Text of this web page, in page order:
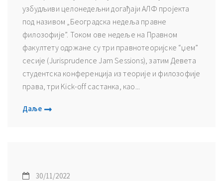
узбудљиви целонедељни догађаји АЛФ пројекта
под називом „Београдска недеља правне
филозофије”. Током ове недеље на Правном
факултету одржане су три правнотеоријске “џем”
сесије (Jurisprudence Jam Sessions), затим Девета
студентска конференција из теорије и филозофије
права, три Kick-off састанка, као...
Даље
30/11/2022